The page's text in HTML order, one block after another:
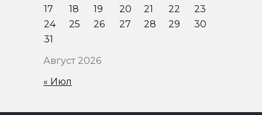
Август 2026
17
18 19 20 21 22
23
24
25 26 27 28 29
30
31
« Июл